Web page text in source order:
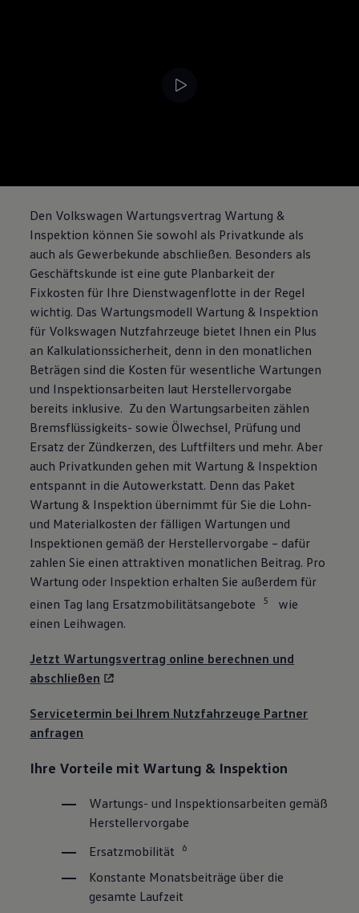
Den Volkswagen Wartungsvertrag Wartung &
Inspektion können Sie sowohl als Privatkunde als
auch als Gewerbekunde abschließen. Besonders als
Geschäftskunde ist eine gute Planbarkeit der
Fixkosten für Ihre Dienstwagenflotte in der Regel
wichtig. Das Wartungsmodell Wartung & Inspektion
für Volkswagen Nutzfahrzeuge bietet Ihnen ein Plus
an Kalkulationssicherheit, denn in den monatlichen
Beträgen sind die Kosten für wesentliche Wartungen
und Inspektionsarbeiten laut Herstellervorgabe
bereits inklusive. Zu den Wartungsarbeiten zählen
Bremsflüssigkeits- sowie Ölwechsel, Prüfung und
Ersatz der Zündkerzen, des Luftfilters und mehr. Aber
auch Privatkunden gehen mit Wartung & Inspektion
entspannt in die Autowerkstatt. Denn das Paket
Wartung & Inspektion übernimmt für Sie die Lohn-
und Materialkosten der fälligen Wartungen und
Inspektionen gemäß der Herstellervorgabe – dafür
zahlen Sie einen attraktiven monatlichen Beitrag. Pro
Wartung oder Inspektion erhalten Sie außerdem für
einen Tag lang Ersatzmobilitätsangebote
5
wie
einen Leihwagen.
Jetzt Wartungsvertrag online berechnen und
abschließen
Servicetermin bei Ihrem Nutzfahrzeuge Partner
anfragen
Ihre Vorteile mit Wartung & Inspektion
Wartungs- und Inspektionsarbeiten gemäß
Herstellervorgabe
Ersatzmobilität
6
Konstante Monatsbeiträge über die
gesamte Laufzeit